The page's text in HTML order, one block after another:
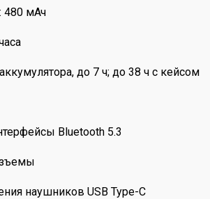
480 мАч
до 7 ч; до 38 ч с кейсом
Bluetooth 5.3
наушников USB Type-C